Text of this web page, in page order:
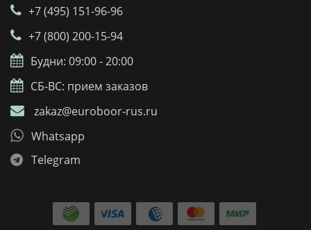
+7 (495) 151-96-96
+7 (800) 200-15-94
Будни: 09:00 - 20:00
СБ-ВС: прием заказов
zakaz@euroboor-rus.ru
Whatsapp
Telegram